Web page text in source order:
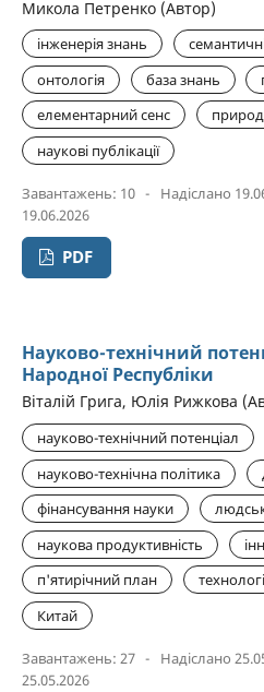
Микола Петренко (Автор)
інженерія знань
онтологія
база знань
елементарний сенс
наукові публікації
Завантажень: 10 -
Надіслано
19.06.2026
PDF
Науково-технічний
Народної Республіки
Віталій Грига, Юлія Рижкова
науково-технічний потенціал
науково-технічна політика
фінансування науки
наукова продуктивність
п'ятирічний план
Китай
Завантажень: 27 -
Надіслано
25.05.2026